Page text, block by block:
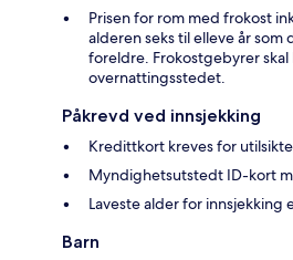
Prisen for rom med frokost
alderen seks til elleve år
foreldre. Frokostgebyrer skal
overnattingsstedet.
Påkrevd ved innsjekking
Kredittkort kreves for
Myndighetsutstedt ID-kort
Laveste alder for innsjekking
Barn